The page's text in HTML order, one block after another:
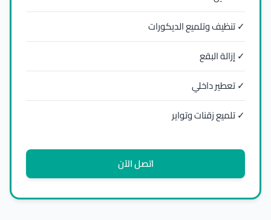
✓ تنظيف وتلميع الديكورات
✓ إزالة البقع
✓ تعطير داخلي
✓ تلميع زقنات وتواير
اتصل الآن